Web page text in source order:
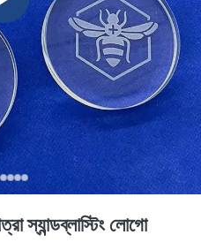
স্যান্ডব্লাস্টিং লোগো